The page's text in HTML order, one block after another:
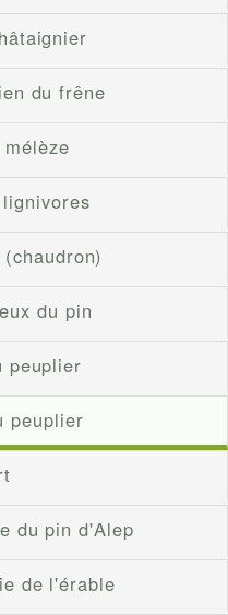
du frêne
du pin
peuplier
peuplier
du pin d'Alep
de l'érable